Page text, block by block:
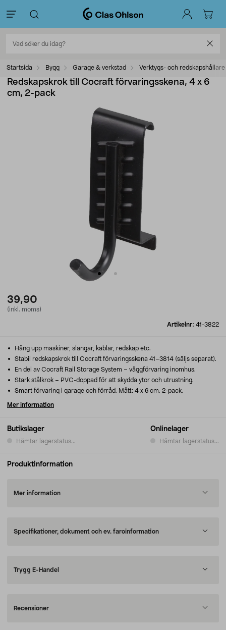
Startsida Bygg Garage & verkstad Verktygs- och redskapshållare
Redskapskrok till Cocraft förvaringsskena, 4 x 6
cm, 2-pack
39,90
(inkl. moms)
Artikelnr: 41-3822
Butikslager
Hämtar lagerstatus...
Onlinelager
Hämtar lagerstatus...
Häng upp maskiner, slangar, kablar, redskap etc.
Stabil redskapskrok till Cocraft förvaringsskena 41–3814 (säljs separat).
En del av Cocraft Rail Storage System – väggförvaring inomhus.
Stark stålkrok – PVC-doppad för att skydda ytor och utrustning.
Smart förvaring i garage och förråd. Mått: 4 x 6 cm. 2-pack.
Mer information
Produktinformation
Mer information
Specifikationer, dokument och ev. faroinformation
Trygg E-Handel
Recensioner